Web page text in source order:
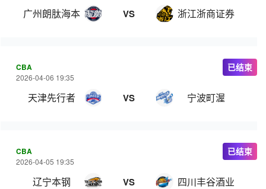
广州朗肽海本 VS 浙江浙商证券
CBA
2026-04-06 19:35
天津先行者 VS 宁波町渥
已结束
CBA
2026-04-05 19:35
辽宁本钢 VS 四川丰谷酒业
已结束